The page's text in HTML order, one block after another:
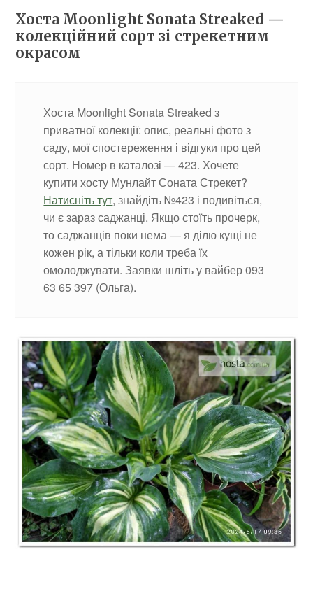
Хоста Moonlight Sonata Streaked —
колекційний сорт зі стрекетним
окрасом
Хоста Moonlight Sonata Streaked з
приватної колекції: опис, реальні фото з
саду, мої спостереження і відгуки про цей
сорт. Номер в каталозі — 423. Хочете
купити хосту Мунлайт Соната Стрекет?
Натисніть тут, знайдіть №423 і подивіться,
чи є зараз саджанці. Якщо стоїть прочерк,
то саджанців поки нема — я ділю кущі не
кожен рік, а тільки коли треба їх
омолоджувати. Заявки шліть у вайбер 093
63 65 397 (Ольга).